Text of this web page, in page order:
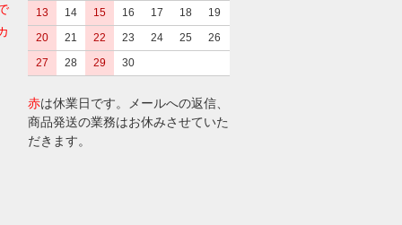
13
14 15 16 17 18
19
20
21 22 23 24 25
26
27
28 29 30
赤は休業日です。メールへの返信、
商品発送の業務はお休みさせていた
だきます。